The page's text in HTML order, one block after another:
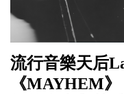
流行音樂天后
《MAYHEM